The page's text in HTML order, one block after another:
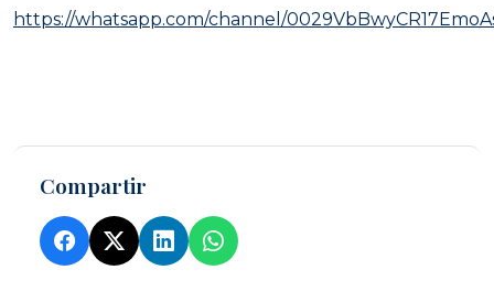
https://whatsapp.com/channel/
Compartir